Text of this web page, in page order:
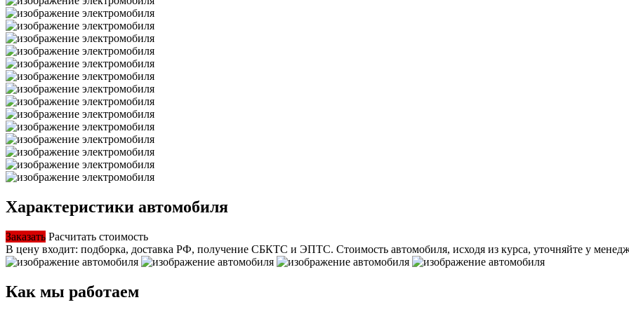
Характеристики автомобиля
Заказать Расчитать стоимость
В цену входит: подборка, доставка РФ, получение СБКТС и ЭПТС. Стоимость автомобиля, исходя из курса, уточняйте у
Как мы работаем